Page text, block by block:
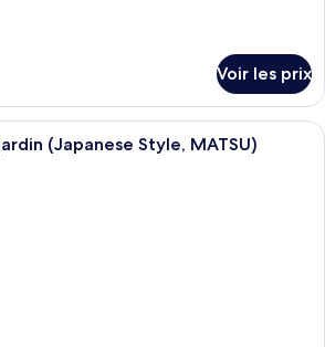
Voir les prix
Une pièce de style japonais
(Japanese Style, MATSU)